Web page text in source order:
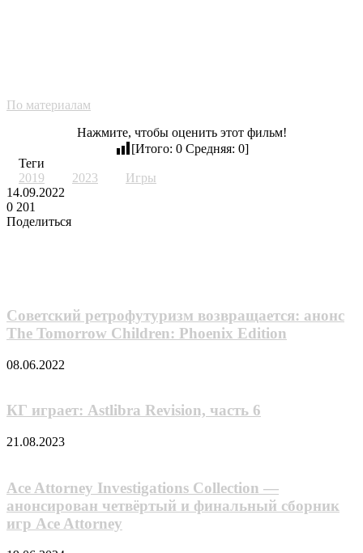
По материалам
Нажмите, чтобы оценить этот фильм!
[Итого: 0Средняя: 0]
Теги
2019
2023
Игры
14.09.2022
0 201
Поделиться
Советский ретрофутуризм возвращается: анонс
The Tomorrow Children: Phoenix Edition
08.06.2022
КГ играет: Astlibra Revision, часть 6
21.08.2023
Ace Attorney Investigations Collection —
анонсирован четвёртый и финальный сборник
игр Ace Attorney